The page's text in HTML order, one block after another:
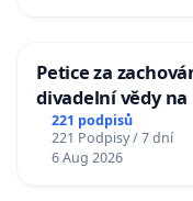
Petice za
divadelní vědy na
221 podpisů
221 Podpisy / 7 dní
6 Aug 2026